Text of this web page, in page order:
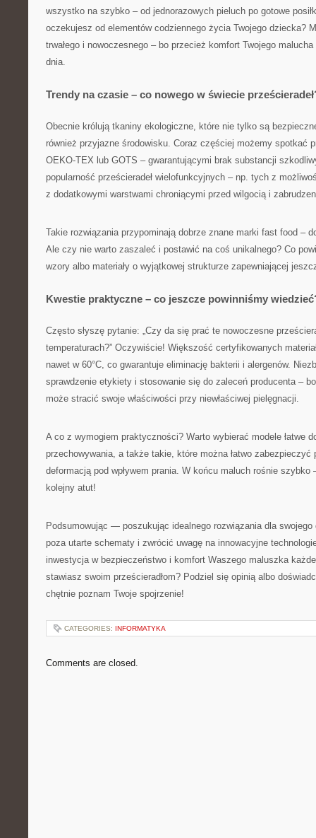
wszystko na szybko – od jednorazowych pieluch po gotowe
oczekujesz od elementów codziennego życia Twojego dziecka?
trwałego i nowoczesnego – bo przecież komfort Twojego
dnia.
Trendy na czasie – co nowego w świecie
Obecnie królują tkaniny ekologiczne, które nie tylko są
również przyjazne środowisku. Coraz częściej możemy spotkać
OEKO-TEX lub GOTS – gwarantującymi brak substancji
popularność prześcieradeł wielofunkcyjnych – np. tych z
z dodatkowymi warstwami chroniącymi przed wilgocią i
Takie rozwiązania przypominają dobrze znane marki fast food –
Ale czy nie warto zaszaleć i postawić na coś unikalnego? Co
wzory albo materiały o wyjątkowej strukturze zapewniającej
Kwestie praktyczne – co jeszcze powinniśmy
Często słyszę pytanie: „Czy da się prać te nowoczesne
temperaturach?” Oczywiście! Większość certyfikowanych
nawet w 60°C, co gwarantuje eliminację bakterii i alergenów.
sprawdzenie etykiety i stosowanie się do zaleceń producenta –
może stracić swoje właściwości przy niewłaściwej pielęgnacji.
A co z wymogiem praktyczności? Warto wybierać modele łatwe
przechowywania, a także takie, które można łatwo zabezpieczyć
deformacją pod wpływem prania. W końcu maluch rośnie
kolejny atut!
Podsumowując — poszukując idealnego rozwiązania dla
poza utarte schematy i zwrócić uwagę na innowacyjne
inwestycja w bezpieczeństwo i komfort Waszego maluszka
stawiasz swoim prześcieradłom? Podziel się opinią albo
chętnie poznam Twoje spojrzenie!
CATEGORIES: INFORMATYKA
Comments are closed.